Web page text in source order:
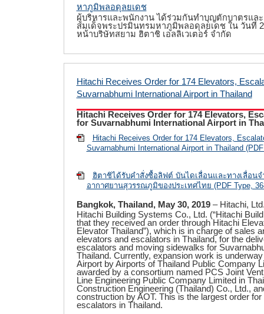
หาภูมิพลอดุลยเดช
ผู้บริหารและพนักงาน ได้ร่วมกันทำบุญตักบาตรแล
สมเด็จพระปรมินทรมหาภูมิพลอดุลยเดช ใน วันที่
หน้าบริษัทสยาม ฮิตาชิ เอลลิเวเตอร์ จำกัด
Hitachi Receives Order for 174 Elevators,
Suvarnabhumi International Airport in Thailand
Hitachi Receives Order for 174 Elevators,
for Suvarnabhumi International Airport in
Hitachi Receives Order for 174 Elevators,
Suvarnabhumi International Airport in Thailand
ฮิตาชิได้รับคำสั่งซื้อลิฟต์ บันไดเลื่อนและทางเลื่อน
อากาศยานสุวรรณภูมิของประเทศไทย (PDF Type,
Bangkok, Thailand, May 30, 2019 – Hitachi,
Hitachi Building Systems Co., Ltd. (“Hitachi
that they received an order through Hitachi
Elevator Thailand”), which is in charge of sales
elevators and escalators in Thailand, for the
escalators and moving sidewalks for
Thailand. Currently, expansion work is
Airport by Airports of Thailand Public Company
awarded by a consortium named PCS Joint
Line Engineering Public Company Limited in
Construction Engineering (Thailand) Co., Ltd.,
construction by AOT. This is the largest order
escalators in Thailand.